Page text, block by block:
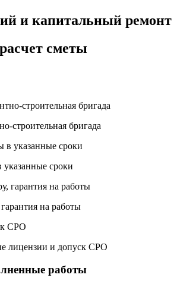
и капитальный ремонт
сметы
строительная бригада
сроки
на работы
лицензии и допуск СРО
работы